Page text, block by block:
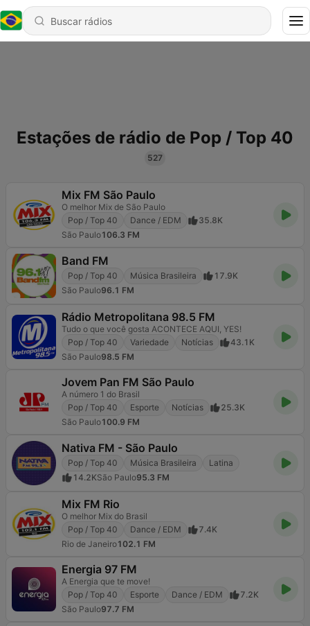
Estações de rádio de Pop / Top 40
527
Mix FM São Paulo
O melhor Mix de São Paulo
Pop / Top 40
Dance / EDM
35.8K
São Paulo106.3 FM
Band FM
Pop / Top 40 Música Brasileira
17.9K
São Paulo96.1 FM
Rádio Metropolitana 98.5 FM
Tudo o que você gosta ACONTECE AQUI, YES!
Pop / Top 40
Variedade Notícias
43.1K
São Paulo98.5 FM
Jovem Pan FM São Paulo
A número 1 do Brasil
Pop / Top 40
Esporte Notícias
25.3K
São Paulo100.9 FM
Nativa FM - São Paulo
Pop / Top 40 Música Brasileira
Latina
14.2KSão Paulo95.3 FM
Mix FM Rio
O melhor Mix do Brasil
Pop / Top 40
Dance / EDM
7.4K
Rio de Janeiro102.1 FM
Energia 97 FM
A Energia que te move!
Pop / Top 40
Esporte Dance / EDM
7.2K
São Paulo97.7 FM